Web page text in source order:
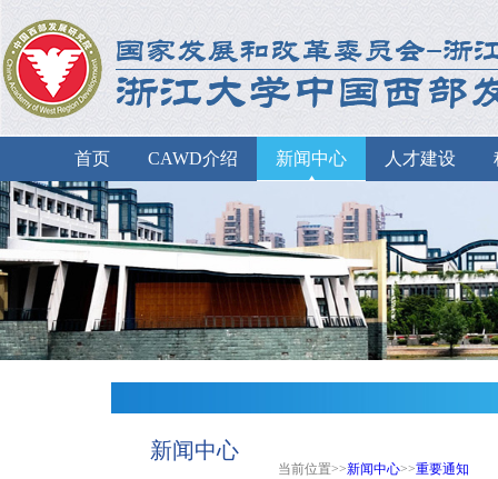
首页 CAWD介绍 新闻中心 人才建设
新闻中心
当前位置>>新闻中心>>重要通知